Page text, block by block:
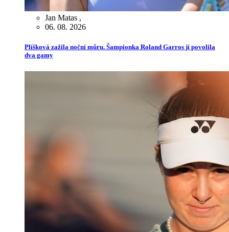
Jan Matas ,
06. 08. 2026
Plíšková zažila noční můru. Šampionka Roland Garros jí povolila
dva gamy